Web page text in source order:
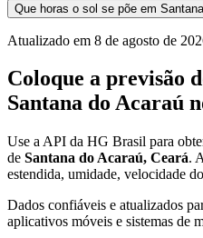
Que horas o sol se põe em
Atualizado em 8 de agosto de
Coloque a previsão
Santana do Acaraú
Use a API da HG Brasil para
de Santana do Acaraú, Ceará.
estendida, umidade, velocidade
Dados confiáveis e atualizados
aplicativos móveis e sistemas de